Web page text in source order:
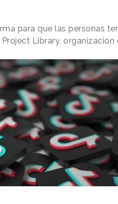
para que las personas
Library,